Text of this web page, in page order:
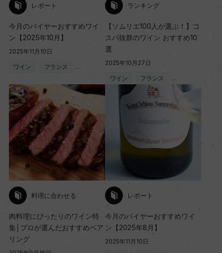
レポート
今月のバイヤーおすすめワイ
ン【2025年10月】
2025年11月10日
ワイン フランス …
ランキング
【ソムリエ100人が選ぶ！】コ
スパ抜群のワイン おすすめ10
選
2025年10月27日
ワイン フランス …
料理に合わせる
肉料理にぴったりのワイン特
集│プロが選んだおすすめペア
リング
レポート
今月のバイヤーおすすめワイ
ン【2025年8月】
2025年11月10日